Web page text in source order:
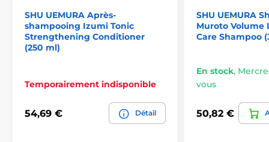
SHU UEMURA Après-
shampooing Izumi Tonic
Strengthening Conditioner
(250 ml)
Temporairement indisponible
54,69 € Détail
SHU UEMURA
Muroto
Care Shampoo
En stock,
vous
50,82 €